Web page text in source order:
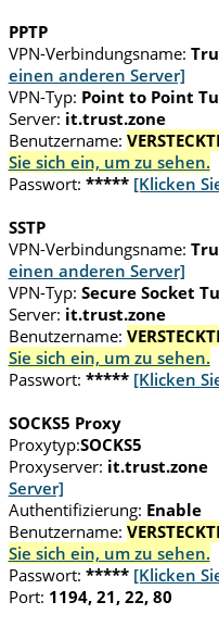
PPTP
VPN-Verbindungsname:
einen anderen Server]
VPN-Typ: Point to Point
Server: it.trust.zone
Benutzername:
Sie sich ein, um zu sehen.
Passwort: ***** [Klicken
SSTP
VPN-Verbindungsname:
einen anderen Server]
VPN-Typ: Secure Socket
Server: it.trust.zone
Benutzername:
Sie sich ein, um zu sehen.
Passwort: ***** [Klicken
SOCKS5 Proxy
Proxytyp:SOCKS5
Proxyserver: it.trust.zone
Server]
Authentifizierung: Enable
Benutzername:
Sie sich ein, um zu sehen.
Passwort: ***** [Klicken
Port: 1194, 21, 22, 80